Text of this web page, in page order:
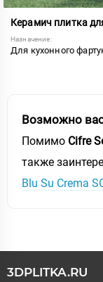
Керамич плитка
Назначение:
Для кухонного
Возможно вас
Помимо Cifre
также
Blu Su Crema
3DPLITKA.RU